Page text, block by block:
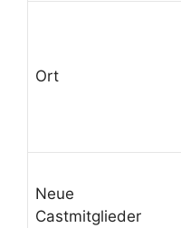
Ort
Neue
Castmitglieder